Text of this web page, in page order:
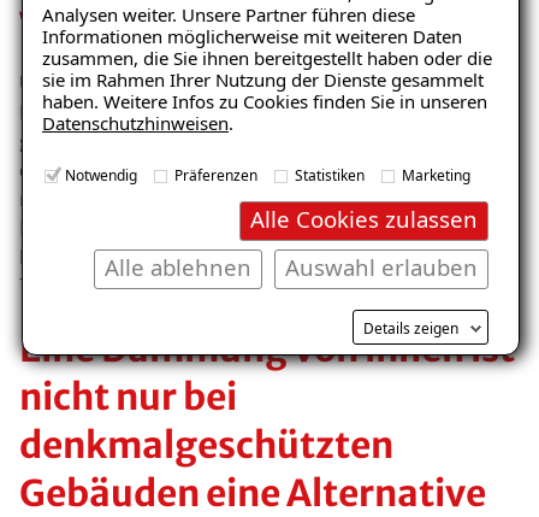
Analysen weiter. Unsere Partner führen diese
Informationen möglicherweise mit weiteren Daten
zusammen, die Sie ihnen bereitgestellt haben oder die
sie im Rahmen Ihrer Nutzung der Dienste gesammelt
haben. Weitere Infos zu Cookies finden Sie in unseren
Datenschutzhinweisen.
Notwendig Präferenzen Statistiken Marketing
Alle Cookies zulassen
Auswahl erlauben
Alle ablehnen
Details zeigen
Wohlbefinden
Ungedämmte Wände stören nicht nur das
Behaglichkeitsgefühl, sondern sorgen für eine
geringere Raum- und Wandoberflächentemperatur,
durch die Schimmelbildung begünstigt wird. Eine
nachträgliche Dämmung mit unserer ISOTEC-
Innendämmung sorgt für ein angenehmes
Raumklima, beugt Schimmelbildung vor und hält die
Temperatur in den gedämmten Räumen.
Eine Dämmung von innen ist
nicht nur bei
denkmalgeschützten
Gebäuden eine Alternative